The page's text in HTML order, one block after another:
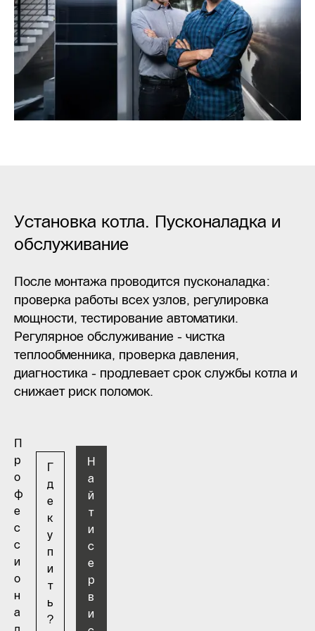
Установка котла. Пусконаладка и
обслуживание
После монтажа проводится пусконаладка:
проверка работы всех узлов, регулировка
мощности, тестирование автоматики.
Регулярное обслуживание - чистка
теплообменника, проверка давления,
диагностика - продлевает срок службы котла и
снижает риск поломок.
П
р
о
ф
е
с
с
и
о
н
а
Г
д
е
к
у
п
и
т
ь
?
Н
а
й
т
и
с
е
р
в
и